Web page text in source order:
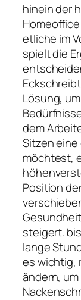
hinein der
etliche im
spielt die
Lösung,
dem
Sitzen
möchtest,
Position
steigert.
lange
es wichtig,
ändern,